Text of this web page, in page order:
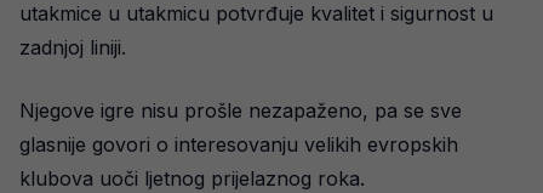
utakmice u utakmicu potvrđuje kvalitet i sigurnost u
zadnjoj liniji.
Njegove igre nisu prošle nezapaženo, pa se sve
glasnije govori o interesovanju velikih evropskih
klubova uoči ljetnog prijelaznog roka.